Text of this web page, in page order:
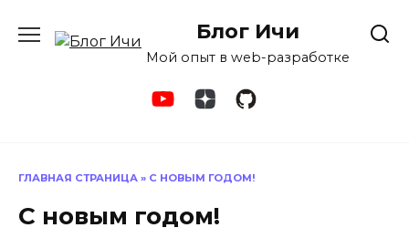
содержанию
Блог Ичи
Мой опыт в web-разработке
ГЛАВНАЯ СТРАНИЦА » С НОВЫМ ГОДОМ!
С новым годом!